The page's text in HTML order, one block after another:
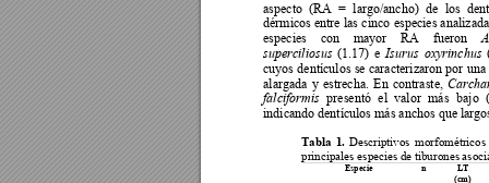
aspecto (RA = largo/ancho) de los
dérmicos entre las cinco especies
especies
con mayor RA fueron
superciliosus (1.17) e Isurus oxyrinchus
cuyos dentículos se caracterizaron por una
alargada y estrecha. En contraste, C
falciformis presentó el valor más bajo
indicando dentículos más anchos que
Tabla 1. Descriptivos morfométricos
principales especies de tiburones
Especie n
LT
(cm)